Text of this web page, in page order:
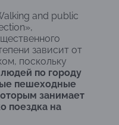
and public
зависит от
поскольку
по городу
пешеходные
занимает
поездка на